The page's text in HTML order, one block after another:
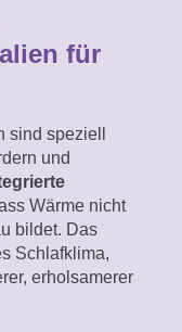
für
sind speziell
und
Wärme nicht
bildet. Das
Schlafklima,
erholsamerer